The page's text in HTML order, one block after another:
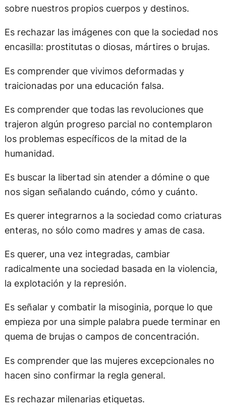
sobre nuestros propios cuerpos y destinos.
Es rechazar las imágenes con que la sociedad nos
encasilla: prostitutas o diosas, mártires o brujas.
Es comprender que vivimos deformadas y
traicionadas por una educación falsa.
Es comprender que todas las revoluciones que
trajeron algún progreso parcial no contemplaron
los problemas específicos de la mitad de la
humanidad.
Es buscar la libertad sin atender a dómine o que
nos sigan señalando cuándo, cómo y cuánto.
Es querer integrarnos a la sociedad como criaturas
enteras, no sólo como madres y amas de casa.
Es querer, una vez integradas, cambiar
radicalmente una sociedad basada en la violencia,
la explotación y la represión.
Es señalar y combatir la misoginia, porque lo que
empieza por una simple palabra puede terminar en
quema de brujas o campos de concentración.
Es comprender que las mujeres excepcionales no
hacen sino confirmar la regla general.
Es rechazar milenarias etiquetas.